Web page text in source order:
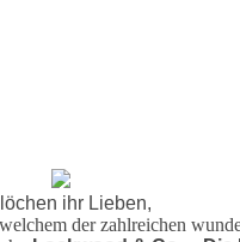
ihr Lieben,
der zahlreichen